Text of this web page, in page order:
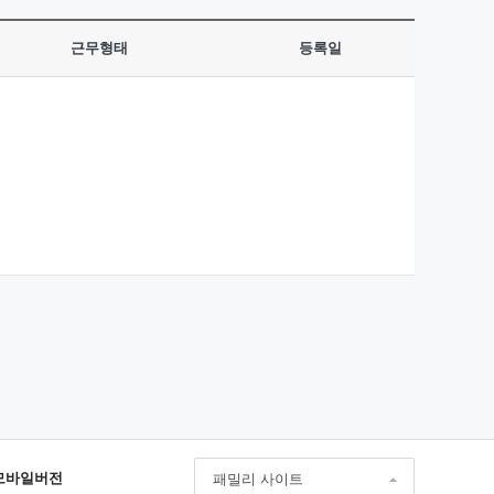
근무형태 등록일
바일버전 패밀리 사이트